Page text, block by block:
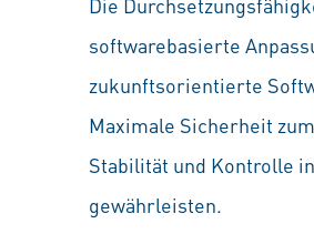
softwarebasierte
zukunftsorientierte
Maximale Sicherheit
Stabilität und Kontrolle
gewährleisten.